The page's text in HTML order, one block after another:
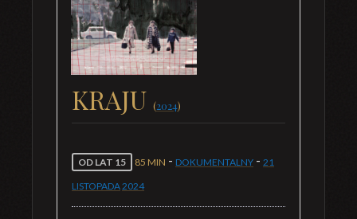
KRAJU (2024)
OD LAT 15 85 MIN - DOKUMENTALNY - 21
LISTOPADA2024